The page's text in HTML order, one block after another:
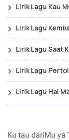
Lirik Lagu Kau
Lirik Lagu
Lirik Lagu Saat
Lirik Lagu
Lirik Lagu Hai
Ku tau dariMu ya